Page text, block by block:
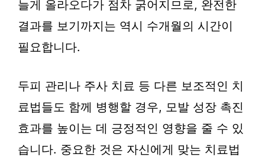
늘게 올라오다가 점차 굵어지므로, 완전한
결과를 보기까지는 역시 수개월의 시간이
필요합니다.
두피 관리나 주사 치료 등 다른 보조적인 치
료법들도 함께 병행할 경우, 모발 성장 촉진
효과를 높이는 데 긍정적인 영향을 줄 수 있
습니다. 중요한 것은 자신에게 맞는 치료법